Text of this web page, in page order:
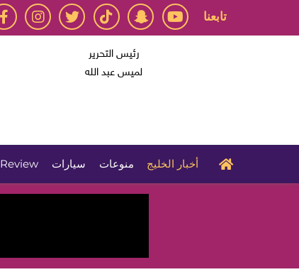
تابعنا
رئيس التحرير
لميس عبد الله
أخبار الخليج منوعات سيارات Review